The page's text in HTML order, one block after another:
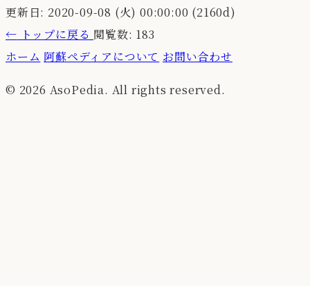
更新日: 2020-09-08 (火) 00:00:00 (2160d)
← トップに戻る 閲覧数: 183
ホーム 阿蘇ペディアについて お問い合わせ
© 2026 AsoPedia. All rights reserved.